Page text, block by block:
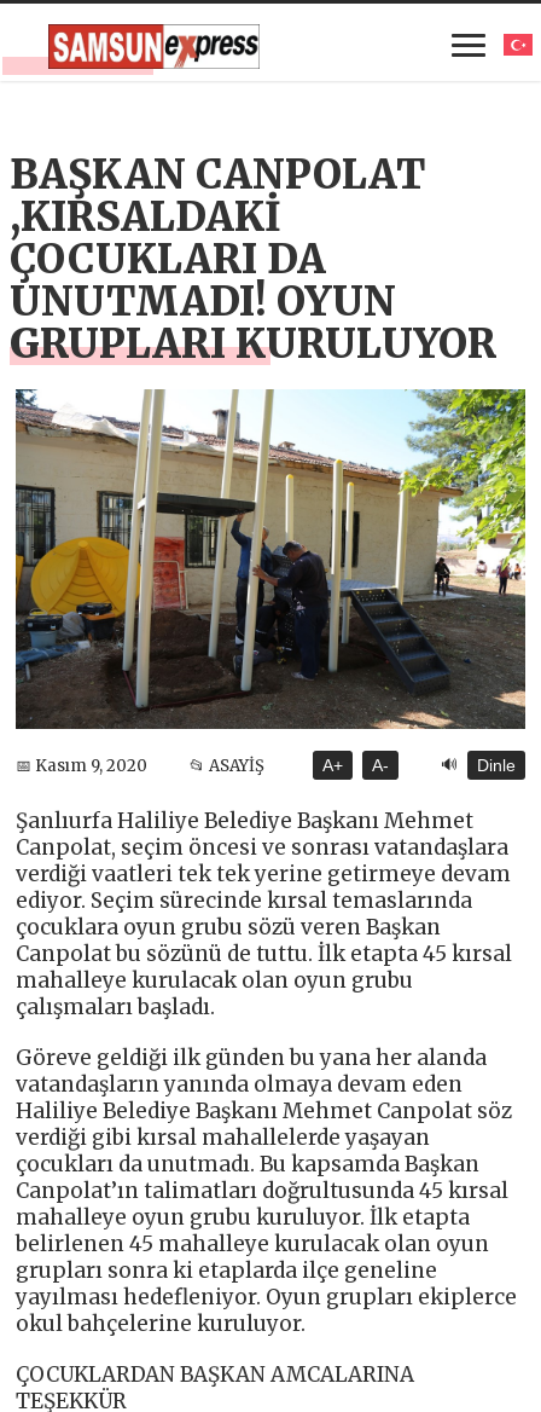
BAŞKAN CANPOLAT
,KIRSALDAKİ
ÇOCUKLARI DA
UNUTMADI! OYUN
GRUPLARI KURULUYOR
📅 Kasım 9, 2020 📂 ASAYİŞ A+ A- 🔊 Dinle
Şanlıurfa Haliliye Belediye Başkanı Mehmet
Canpolat, seçim öncesi ve sonrası vatandaşlara
verdiği vaatleri tek tek yerine getirmeye devam
ediyor. Seçim sürecinde kırsal temaslarında
çocuklara oyun grubu sözü veren Başkan
Canpolat bu sözünü de tuttu. İlk etapta 45 kırsal
mahalleye kurulacak olan oyun grubu
çalışmaları başladı.
Göreve geldiği ilk günden bu yana her alanda
vatandaşların yanında olmaya devam eden
Haliliye Belediye Başkanı Mehmet Canpolat söz
verdiği gibi kırsal mahallelerde yaşayan
çocukları da unutmadı. Bu kapsamda Başkan
Canpolat’ın talimatları doğrultusunda 45 kırsal
mahalleye oyun grubu kuruluyor. İlk etapta
belirlenen 45 mahalleye kurulacak olan oyun
grupları sonra ki etaplarda ilçe geneline
yayılması hedefleniyor. Oyun grupları ekiplerce
okul bahçelerine kuruluyor.
ÇOCUKLARDAN BAŞKAN AMCALARINA
TEŞEKKÜR